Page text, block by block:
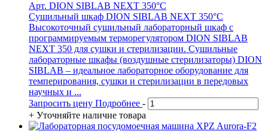
Арт. DION SIBLAB NEXT 350°С
Сушильный шкаф DION SIBLAB NEXT 350°С
Высокоточный сушильный лабораторный шкаф с
программируемым терморегулятором DION SIBLAB
NEXT 350 для сушки и стерилизации. Сушильные
лабораторные шкафы (воздушные стерилизаторы) DION
SIBLAB – идеальное лабораторное оборудование для
темперирования, сушки и стерилизации в передовых
научных и ...
Запросить цену Подробнее -
+ Уточняйте наличие товара